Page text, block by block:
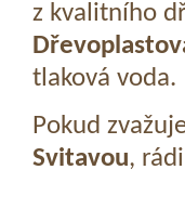
z kvalitního
tlaková voda.
Pokud
Svitavou,